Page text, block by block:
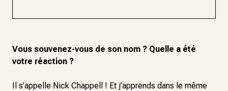
Vous souvenez-vous de son nom ? Quelle a été
votre réaction ?
Il s’appelle Nick Chappell ! Et j’apprends dans le même